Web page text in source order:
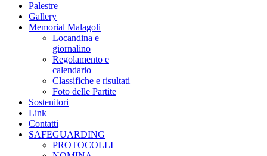
Palestre
Gallery
Memorial Malagoli
Locandina e
giornalino
Regolamento e
calendario
Classifiche e risultati
Foto delle Partite
Sostenitori
Link
Contatti
SAFEGUARDING
PROTOCOLLI